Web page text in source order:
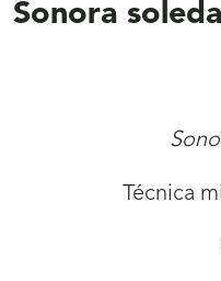
Sonora
Técnica